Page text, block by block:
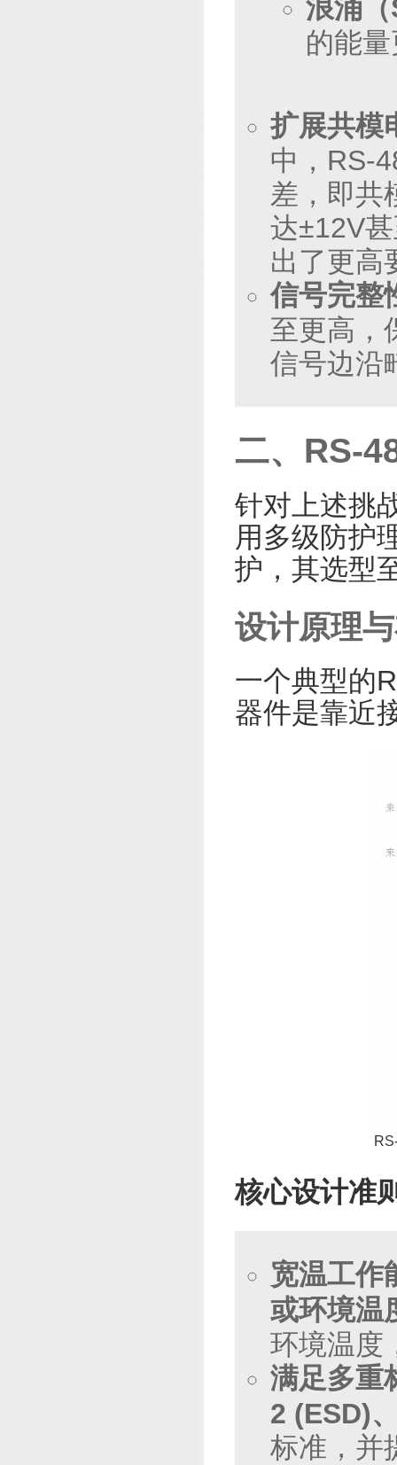
浪涌
的能
扩展共模
中，RS-
差，即共
达±12V
出了更高
信号完整
至更高，
信号边沿
二、RS-
针对上述挑
用多级防护
护，其选型
设计原理
一个典型的
器件是靠近
核心设计准
宽温工作
或环境温
环境温度
满足多重
2 (ESD)
标准，并